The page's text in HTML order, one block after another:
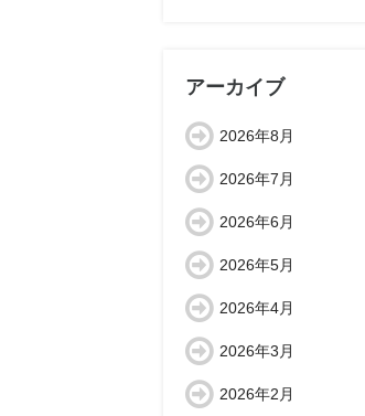
アーカイブ
2026年8月
2026年7月
2026年6月
2026年5月
2026年4月
2026年3月
2026年2月